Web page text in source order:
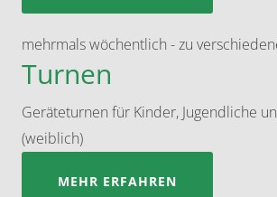
mehrmals wöchentlich -zu
Turnen
Geräteturnen für Kinder, Jugendliche
(weiblich)
MEHR ERFAHREN